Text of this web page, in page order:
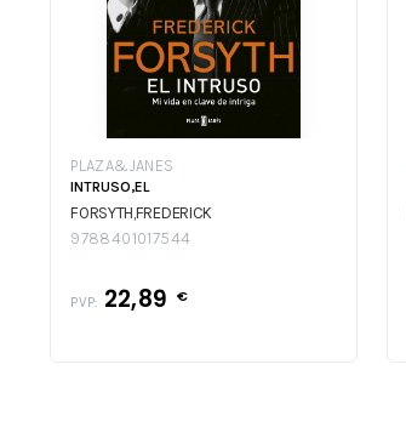
PLAZA&JANES
INTRUSO,EL
FORSYTH,FREDERICK
9788401017544
PVP: 22,89 €